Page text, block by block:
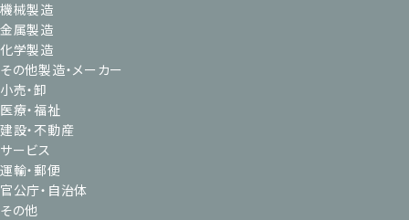
機械製造
金属製造
化学製造
その他製造・メーカー
小売・卸
医療・福祉
建設・不動産
サービス
運輸・郵便
官公庁・自治体
その他